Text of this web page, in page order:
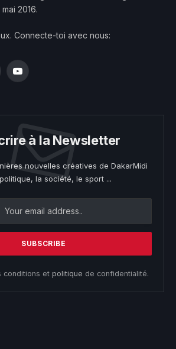
2016.
Connecte-toi avec nous:
YouTube
à la Newsletter
nouvelles créatives de DakarMidi
la société, le sport ...
conditions et politique de confidentialité.